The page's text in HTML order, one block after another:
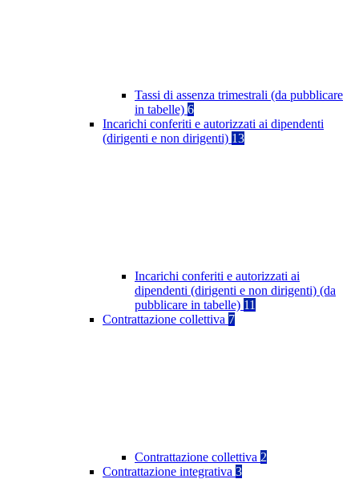
Tassi di assenza trimestrali (da pubblicare
in tabelle) 6
Incarichi conferiti e autorizzati ai dipendenti
(dirigenti e non dirigenti) 13
Incarichi conferiti e autorizzati ai
dipendenti (dirigenti e non dirigenti) (da
pubblicare in tabelle) 11
Contrattazione collettiva 7
Contrattazione collettiva 2
Contrattazione integrativa 3